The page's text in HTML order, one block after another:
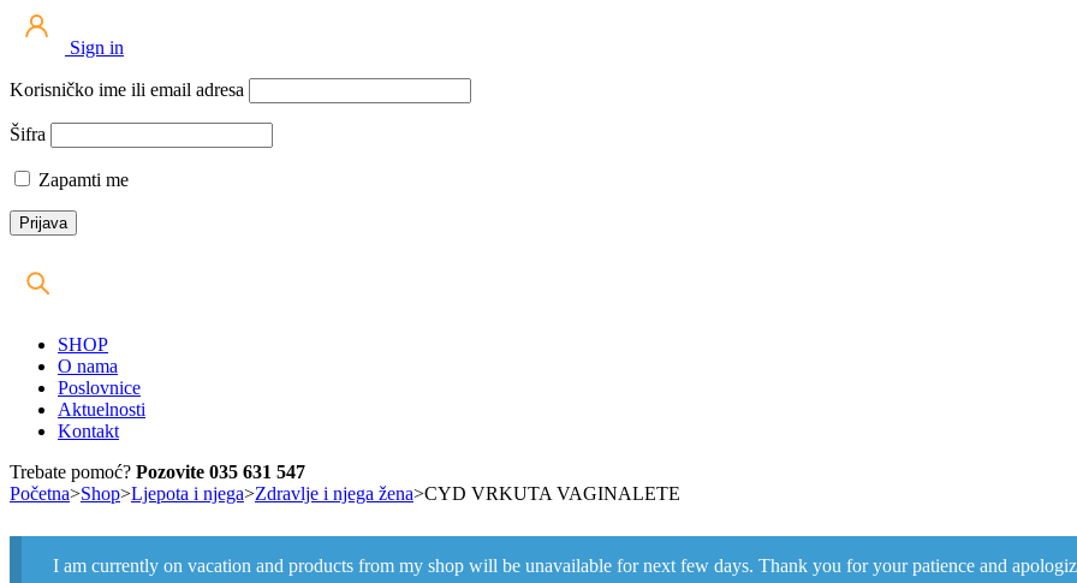
Sign in
Korisničko ime ili email adresa
Šifra
Zapamti me
SHOP
O nama
Poslovnice
Aktuelnosti
Kontakt
Trebate pomoć? Pozovite 035 631 547
Početna>Shop>Ljepota i njega>Zdravlje i njega žena>CYD VRKUTA VAGINALETE
I am currently on vacation and products from my shop will be unavailable for next few days. Thank you for your patience and